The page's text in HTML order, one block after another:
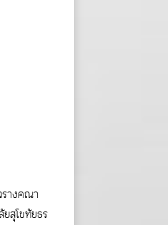
างคณา
สุโขทัยธร